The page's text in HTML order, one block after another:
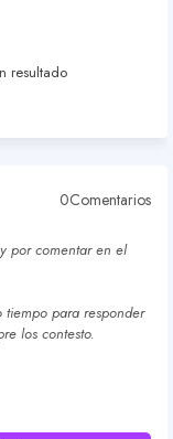
resultado
0Comentarios
por comentar en el
para responder
los contesto.